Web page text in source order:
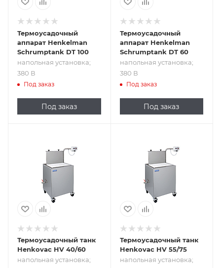
Термоусадочный
аппарат Henkelman
Schrumptank DT 100
напольная установка;
380 В
Под заказ
Под заказ
Термоусадочный
аппарат Henkelman
Schrumptank DT 60
напольная установка;
380 В
Под заказ
Под заказ
полуавтоматический;
Термоусадочный танк
Henkovac HV 40/60
напольная установка;
установка; 380 В
Термоусадочный танк
Henkovac HV 55/75
напольная установка;